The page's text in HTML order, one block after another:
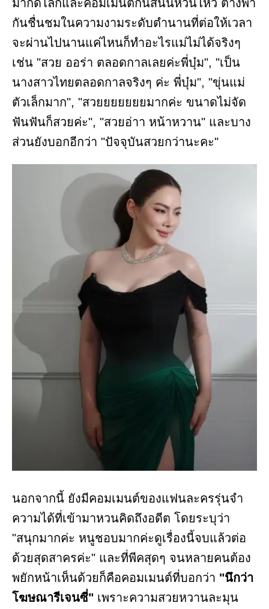
มากดไลก์และคอมเมนต์กันสนั่นหวั่นไหว ต่างพา
กันชื่นชมในความงามระดับตำนานที่ต่อให้เวลา
จะผ่านไปนานแค่ไหนก็ทำอะไรแม่ไม่ได้จริงๆ
เช่น "สวย ออร่า ตลอดกาลเลยค่ะพี่บุ๋ม", "เป็น
นางสาวไทยตลอดกาลจริงๆ ค่ะ พี่บุ๋ม", "ขุ่นแม่
ตัวเล็กมาก", "สวยยยยยยยมากค่ะ ขนาดไม่จัด
ฟันฟันก็สวยค่ะ", "สวยอ่าา หน้าหวาน" และบาง
ส่วนยังบอกอีกว่า "ปัจจุบันสวยกว่านะคะ"
นอกจากนี้ ยังมีคอมเมนต์ของแฟนละครรุ่นจำ
ความได้ที่เข้ามาหวนคิดถึงอดีต โดยระบุว่า
"สนุกมากค่ะ หนูชอบมากค่ะดูเรื่องนี้จบแล้วต่อ
ด้วยสุดสาครค่ะ" และที่พีคสุดๆ จนหลายคนต้อง
พยักหน้าเห็นด้วยก็คือคอมเมนต์ที่บอกว่า "นึกว่า
โฆษณารีเจนซี่" เพราะความสวยหวานละมุน